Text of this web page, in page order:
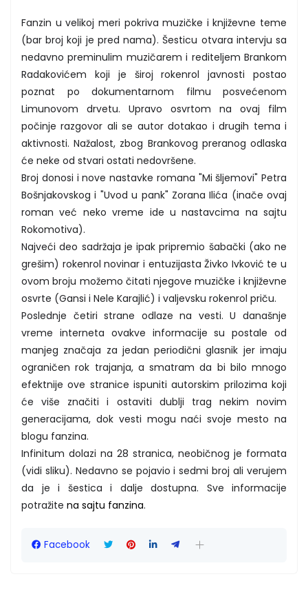
Fanzin u velikoj meri pokriva muzičke i književne teme
(bar broj koji je pred nama). Šesticu otvara intervju sa
nedavno preminulim muzičarem i rediteljem Brankom
Radakovićem koji je široj rokenrol javnosti postao
poznat po dokumentarnom filmu posvećenom
Limunovom drvetu. Upravo osvrtom na ovaj film
počinje razgovor ali se autor dotakao i drugih tema i
aktivnosti. Nažalost, zbog Brankovog preranog odlaska
će neke od stvari ostati nedovršene.
Broj donosi i nove nastavke romana "Mi šljemovi" Petra
Bošnjakovskog i "Uvod u pank" Zorana Ilića (inače ovaj
roman već neko vreme ide u nastavcima na sajtu
Rokomotiva).
Najveći deo sadržaja je ipak pripremio šabački (ako ne
grešim) rokenrol novinar i entuzijasta Živko Ivković te u
ovom broju možemo čitati njegove muzičke i književne
osvrte (Gansi i Nele Karajlić) i valjevsku rokenrol priču.
Poslednje četiri strane odlaze na vesti. U današnje
vreme interneta ovakve informacije su postale od
manjeg značaja za jedan periodični glasnik jer imaju
ograničen rok trajanja, a smatram da bi bilo mnogo
efektnije ove stranice ispuniti autorskim prilozima koji
će više značiti i ostaviti dublji trag nekim novim
generacijama, dok vesti mogu naći svoje mesto na
blogu fanzina.
Infinitum dolazi na 28 stranica, neobičnog je formata
(vidi sliku). Nedavno se pojavio i sedmi broj ali verujem
da je i šestica i dalje dostupna. Sve informacije
potražite na sajtu fanzina.
Facebook